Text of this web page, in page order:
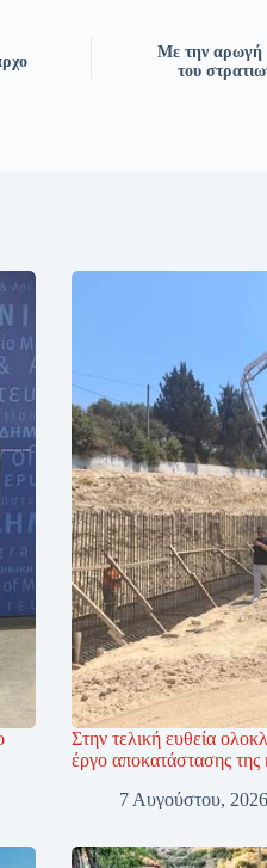
Με την αρωγή
του
Στην τελική ευθεία
έργο αποκατάστασης
7 Αυγούστου, 2026